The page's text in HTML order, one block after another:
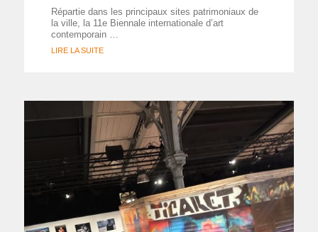
Répartie dans les principaux sites patrimoniaux de
la ville, la 11e Biennale internationale d’art
contemporain …
LIRE LA SUITE